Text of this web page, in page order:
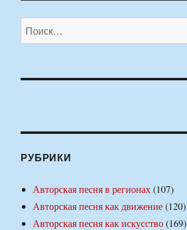
Искать:
РУБРИКИ
Авторская песня в регионах(107)
Авторская песня как движение(120)
Авторская песня как искусство(169)